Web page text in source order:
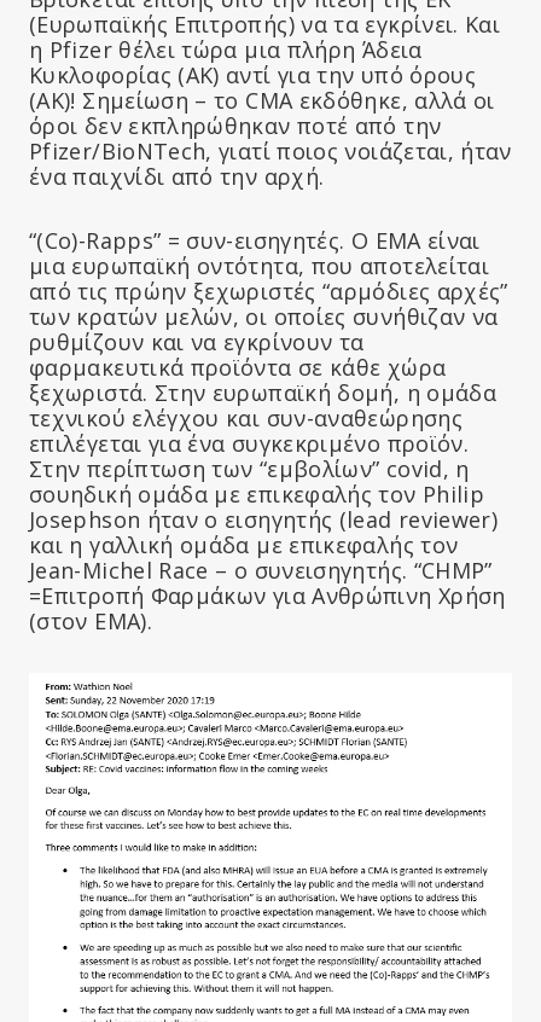
(Ευρωπαϊκής Επιτροπής) να τα εγκρίνει. Και
η Pfizer θέλει τώρα μια πλήρη Άδεια
Κυκλοφορίας (ΑΚ) αντί για την υπό όρους
(ΑΚ)! Σημείωση – το CMA εκδόθηκε, αλλά οι
όροι δεν εκπληρώθηκαν ποτέ από την
Pfizer/BioNTech, γιατί ποιος νοιάζεται, ήταν
ένα παιχνίδι από την αρχή.
“(Co)-Rapps” = συν-εισηγητές. Ο EMA είναι
μια ευρωπαϊκή οντότητα, που αποτελείται
από τις πρώην ξεχωριστές “αρμόδιες αρχές”
των κρατών μελών, οι οποίες συνήθιζαν να
ρυθμίζουν και να εγκρίνουν τα
φαρμακευτικά προϊόντα σε κάθε χώρα
ξεχωριστά. Στην ευρωπαϊκή δομή, η ομάδα
τεχνικού ελέγχου και συν-αναθεώρησης
επιλέγεται για ένα συγκεκριμένο προϊόν.
Στην περίπτωση των “εμβολίων” covid, η
σουηδική ομάδα με επικεφαλής τον Philip
Josephson ήταν ο εισηγητής (lead reviewer)
και η γαλλική ομάδα με επικεφαλής τον
Jean-Michel Race – ο συνεισηγητής. “CHMP”
=Επιτροπή Φαρμάκων για Ανθρώπινη Χρήση
(στον ΕΜΑ).